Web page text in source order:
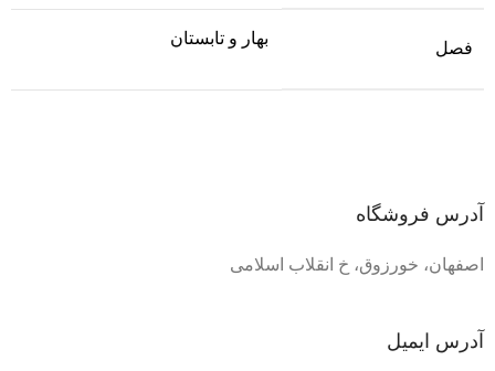
فصل
بهار و تابستان
آدرس فروشگاه
اصفهان، خورزوق، خ انقلاب اسلامی
آدرس ایمیل